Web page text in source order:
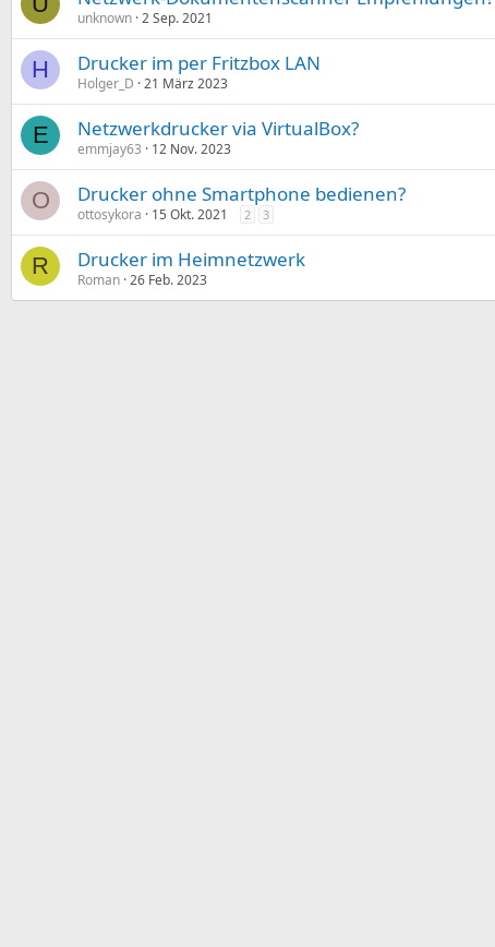
unknown 2 Sep. 2021
H Drucker im per Fritzbox LAN
Holger_D 21 März 2023
E Netzwerkdrucker via VirtualBox?
emmjay63 12 Nov. 2023
O Drucker ohne Smartphone bedienen?
ottosykora 15 Okt. 2021 2 3
R Drucker im Heimnetzwerk
Roman 26 Feb. 2023